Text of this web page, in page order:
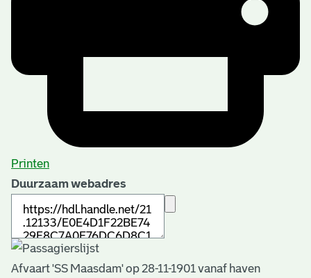
Printen
Duurzaam webadres
Afvaart 'SS Maasdam' op 28-11-1901 vanaf haven